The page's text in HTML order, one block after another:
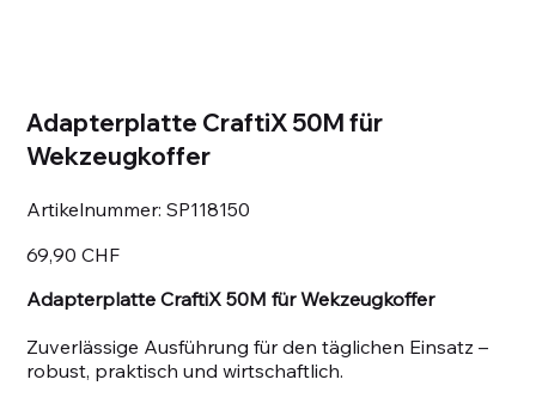
Adapterplatte CraftiX 50M für
Wekzeugkoffer
Artikelnummer: Artikelnummer:
SP118150
SP118150
69,90 CHF
Adapterplatte CraftiX 50M für Wekzeugkoffer
Zuverlässige Ausführung für den täglichen Einsatz –
robust, praktisch und wirtschaftlich.